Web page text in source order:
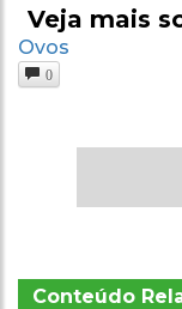
Veja mais
Ovos
0
Conteúdo